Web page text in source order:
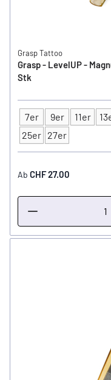
Grasp Tattoo
Grasp - LevelUP -
Stk
Typ
7er 9er 11er
25er 27er
Ab CHF 27.00